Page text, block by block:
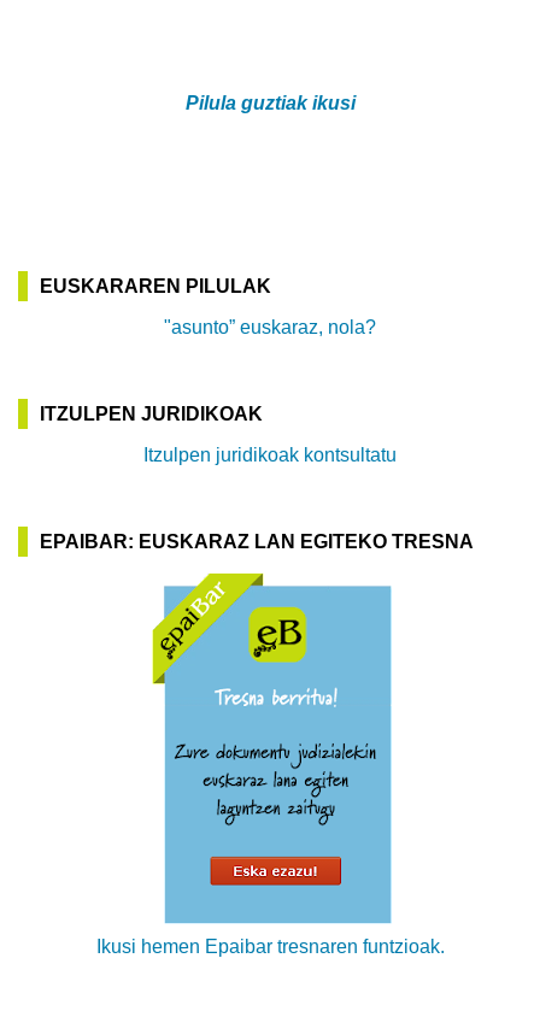
Pilula guztiak ikusi
EUSKARAREN PILULAK
"asunto” euskaraz, nola?
ITZULPEN JURIDIKOAK
Itzulpen juridikoak kontsultatu
EPAIBAR: EUSKARAZ LAN EGITEKO TRESNA
Ikusi hemen Epaibar tresnaren funtzioak.